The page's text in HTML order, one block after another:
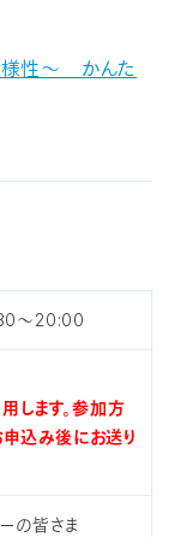
様性～ かんた
～20:00
します。参加方
込み後にお送り
の皆さま